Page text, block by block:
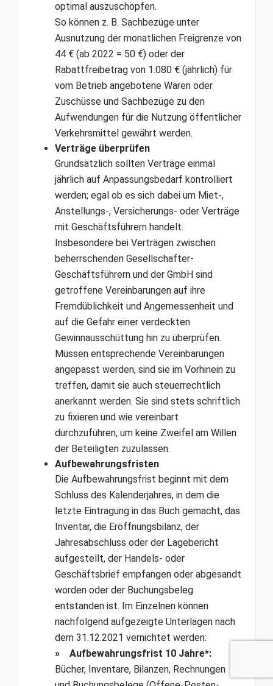
optimal auszuschöpfen.
So können z. B. Sachbezüge unter
Ausnutzung der monatlichen Freigrenze von
44 € (ab 2022 = 50 €) oder der
Rabattfreibetrag von 1.080 € (jährlich) für
vom Betrieb angebotene Waren oder
Zuschüsse und Sachbezüge zu den
Aufwendungen für die Nutzung öffentlicher
Verkehrsmittel gewährt werden.
Verträge überprüfen
Grundsätzlich sollten Verträge einmal
jährlich auf Anpassungsbedarf kontrolliert
werden; egal ob es sich dabei um Miet-,
Anstellungs-, Versicherungs- oder Verträge
mit Geschäftsführern handelt.
Insbesondere bei Verträgen zwischen
beherrschenden Gesellschafter-
Geschäftsführern und der GmbH sind
getroffene Vereinbarungen auf ihre
Fremdüblichkeit und Angemessenheit und
auf die Gefahr einer verdeckten
Gewinnausschüttung hin zu überprüfen.
Müssen entsprechende Vereinbarungen
angepasst werden, sind sie im Vorhinein zu
treffen, damit sie auch steuerrechtlich
anerkannt werden. Sie sind stets schriftlich
zu fixieren und wie vereinbart
durchzuführen, um keine Zweifel am Willen
der Beteiligten zuzulassen.
Aufbewahrungsfristen
Die Aufbewahrungsfrist beginnt mit dem
Schluss des Kalenderjahres, in dem die
letzte Eintragung in das Buch gemacht, das
Inventar, die Eröffnungsbilanz, der
Jahresabschluss oder der Lagebericht
aufgestellt, der Handels- oder
Geschäftsbrief empfangen oder abgesandt
worden oder der Buchungsbeleg
entstanden ist. Im Einzelnen können
nachfolgend aufgezeigte Unterlagen nach
dem 31.12.2021 vernichtet werden:
» Aufbewahrungsfrist 10 Jahre*:
Bücher, Inventare, Bilan­zen, Rechnungen